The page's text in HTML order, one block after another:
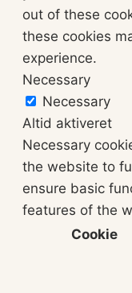
out of these
these cookies
experience.
Necessary
Necessary
Altid aktiveret
Necessary
the website to
ensure basic
features of the
Cookie